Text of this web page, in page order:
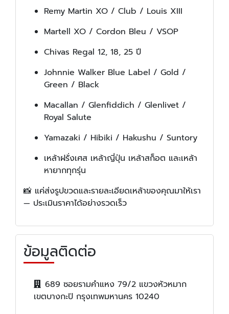
Remy Martin XO / Club / Louis XIII
Martell XO / Cordon Bleu / VSOP
Chivas Regal 12, 18, 25 ปี
Johnnie Walker Blue Label / Gold /
Green / Black
Macallan / Glenfiddich / Glenlivet /
Royal Salute
Yamazaki / Hibiki / Hakushu / Suntory
เหล้าฝรั่งเศส เหล้าญี่ปุ่น เหล้าสก็อต และเหล้า
หายากทุกรุ่น
📸 แค่ส่งรูปขวดและรายละเอียดเหล้าของคุณมาให้เรา
— ประเมินราคาได้อย่างรวดเร็ว
ข้อมูลติดต่อ
689 ซอยรามคำแหง 79/2 แขวงหัวหมาก
เขตบางกะปิ กรุงเทพมหานคร 10240